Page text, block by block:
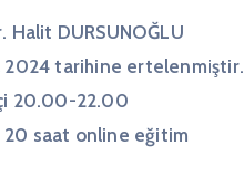
Halit DURSUNOĞLU
2024 tarihine ertelenmiştir.
20.00-22.00
20 saat online eğitim